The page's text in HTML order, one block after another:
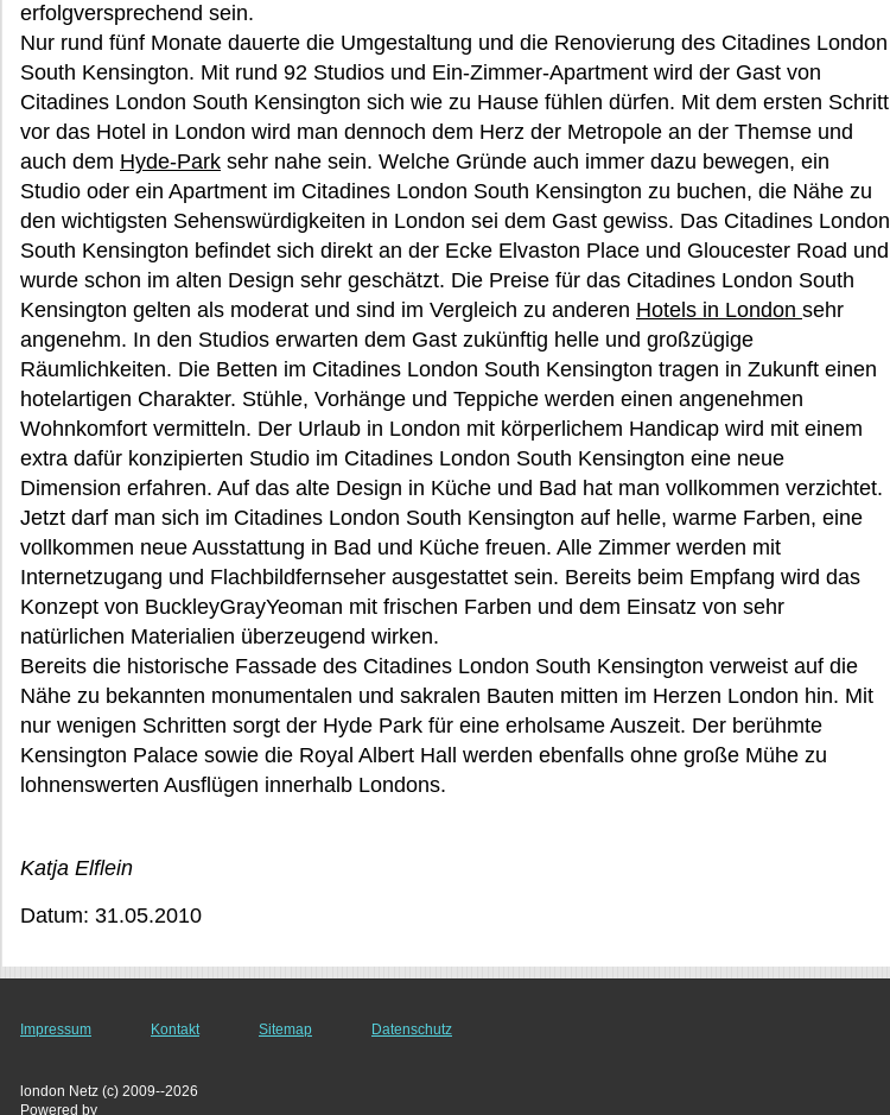
erfolgversprechend sein.
Nur rund fünf Monate dauerte die Umgestaltung und die Renovierung des Citadines London
South Kensington. Mit rund 92 Studios und Ein-Zimmer-Apartment wird der Gast von
Citadines London South Kensington sich wie zu Hause fühlen dürfen. Mit dem ersten Schritt
vor das Hotel in London wird man dennoch dem Herz der Metropole an der Themse und
auch dem Hyde-Park sehr nahe sein. Welche Gründe auch immer dazu bewegen, ein
Studio oder ein Apartment im Citadines London South Kensington zu buchen, die Nähe zu
den wichtigsten Sehenswürdigkeiten in London sei dem Gast gewiss. Das Citadines London
South Kensington befindet sich direkt an der Ecke Elvaston Place und Gloucester Road und
wurde schon im alten Design sehr geschätzt. Die Preise für das Citadines London South
Kensington gelten als moderat und sind im Vergleich zu anderen Hotels in London sehr
angenehm. In den Studios erwarten dem Gast zukünftig helle und großzügige
Räumlichkeiten. Die Betten im Citadines London South Kensington tragen in Zukunft einen
hotelartigen Charakter. Stühle, Vorhänge und Teppiche werden einen angenehmen
Wohnkomfort vermitteln. Der Urlaub in London mit körperlichem Handicap wird mit einem
extra dafür konzipierten Studio im Citadines London South Kensington eine neue
Dimension erfahren. Auf das alte Design in Küche und Bad hat man vollkommen verzichtet.
Jetzt darf man sich im Citadines London South Kensington auf helle, warme Farben, eine
vollkommen neue Ausstattung in Bad und Küche freuen. Alle Zimmer werden mit
Internetzugang und Flachbildfernseher ausgestattet sein. Bereits beim Empfang wird das
Konzept von BuckleyGrayYeoman mit frischen Farben und dem Einsatz von sehr
natürlichen Materialien überzeugend wirken.
Bereits die historische Fassade des Citadines London South Kensington verweist auf die
Nähe zu bekannten monumentalen und sakralen Bauten mitten im Herzen London hin. Mit
nur wenigen Schritten sorgt der Hyde Park für eine erholsame Auszeit. Der berühmte
Kensington Palace sowie die Royal Albert Hall werden ebenfalls ohne große Mühe zu
lohnenswerten Ausflügen innerhalb Londons.
Katja Elflein
Datum: 31.05.2010
Impressum Kontakt Sitemap Datenschutz
london Netz (c) 2009--2026
Powered by